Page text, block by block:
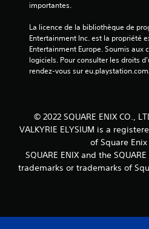
importantes.
La licence de la bibliothèque de
Entertainment Inc. est la propriété
Entertainment Europe. Soumis aux
logiciels. Pour consulter les droits
rendez-vous sur
© 2022 SQUARE ENIX CO.,
VALKYRIE ELYSIUM is a
of Square Enix
SQUARE ENIX and the
trademarks or trademarks of